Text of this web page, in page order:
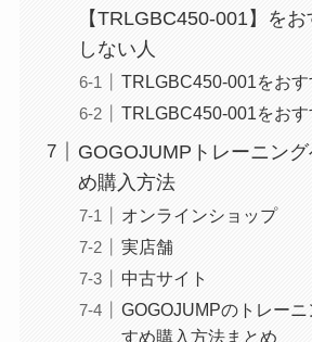
【TRLGBC450-001】を
しない人
TRLGBC450-001をおす
TRLGBC450-001をおす
GOGOJUMPトレーニン
め購入方法
オンラインショップ
実店舗
中古サイト
GOGOJUMPのトレー
すめ購入方法まとめ